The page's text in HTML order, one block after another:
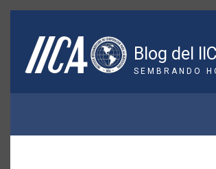
Pasar
contenido
principal
Blog del
SEMBRANDO
ENLACES